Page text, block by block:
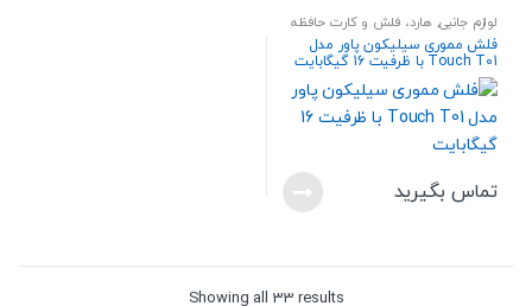
لوازم جانبی, هارد، فلش و کارت حافظه
فلش مموری سیلیکون پاور مدل
Touch T01 با ظرفیت 16 گیگابایت
تماس بگیرید
Showing all 33 results